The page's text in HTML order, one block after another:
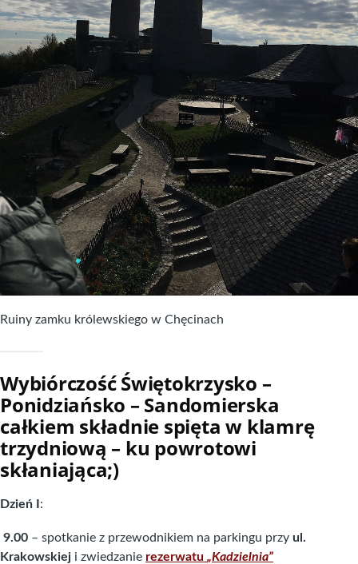
Ruiny zamku królewskiego w Chęcinach
Wybiórczość Świętokrzysko –
Ponidziańsko – Sandomierska
całkiem składnie spięta w klamrę
trzydniową – ku powrotowi
skłaniająca;)
Dzień I:
9.00 – spotkanie z przewodnikiem na parkingu przy ul.
Krakowskiej i zwiedzanie rezerwatu „Kadzielnia”